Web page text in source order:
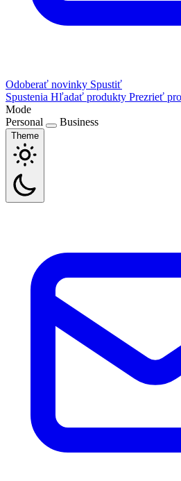
Odoberať novinky Spustiť
Spustenia Hľadať produkty Prezrieť
Mode
Personal
Business
Theme